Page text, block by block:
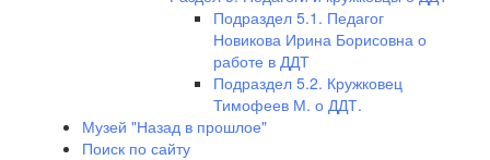
Подраздел 5.1. Педагог
Новикова Ирина Борисовна о
работе в ДДТ
Подраздел 5.2. Кружковец
Тимофеев М. о ДДТ.
Музей "Назад в прошлое"
Поиск по сайту